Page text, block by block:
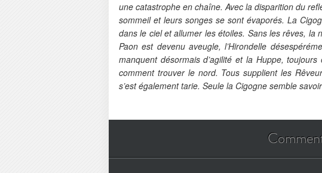
une catastrophe en chaîne. Avec la disparition du
sommeil et leurs songes se sont évaporés. La
dans le ciel et allumer les étoiles. Sans les rêves, la
Paon est devenu aveugle, l’Hirondelle
manquent désormais d’agilité et la Huppe,
comment trouver le nord. Tous supplient les
s’est également tarie. Seule la Cigogne semble